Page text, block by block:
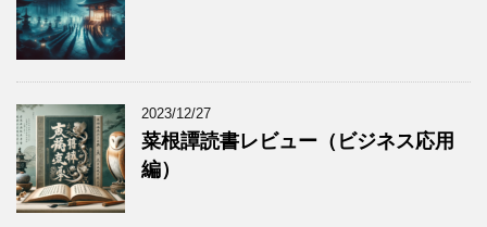
2023/12/27
菜根譚読書レビュー（ビジネス応用
編）